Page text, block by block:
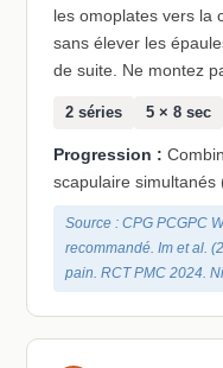
les omoplates vers la
sans élever les
de suite. Ne montez
2 séries 5 × 8 sec
Progression :
scapulaire simultanés
Source : CPG PCGPC
recommandé. Im et al.
pain. RCT PMC 2024.